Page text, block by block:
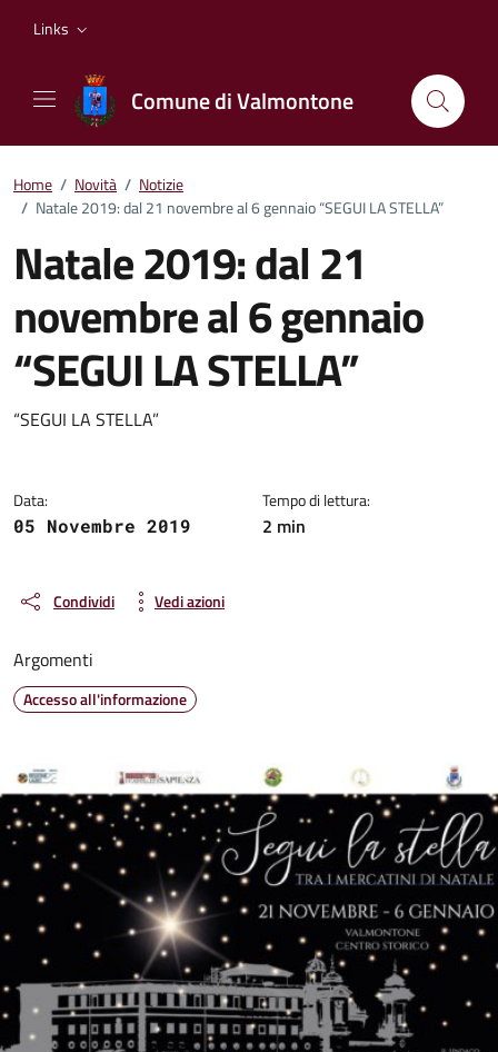
Links
Comune di Valmontone
Home / Novità / Notizie
/ Natale 2019: dal 21 novembre al 6 gennaio “SEGUI LA STELLA”
Natale 2019: dal 21
novembre al 6 gennaio
“SEGUI LA STELLA”
Dettagli della notizia
“SEGUI LA STELLA”
Data:
05 Novembre 2019
Tempo di lettura:
2 min
Condividi Vedi azioni
Argomenti
Accesso all'informazione